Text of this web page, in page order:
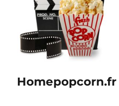
Homepopcorn.fr